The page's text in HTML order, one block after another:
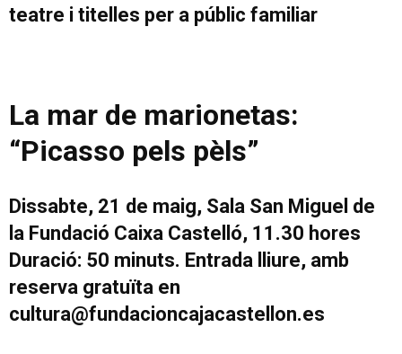
teatre i titelles per a públic familiar
La mar de marionetas:
“Picasso pels pèls”
Dissabte, 21 de maig, Sala San Miguel de
la Fundació Caixa Castelló, 11.30 hores
Duració: 50 minuts. Entrada lliure, amb
reserva gratuïta en
cultura@fundacioncajacastellon.es